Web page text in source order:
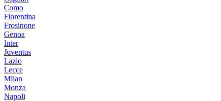
Como
Fiorentina
Frosinone
Genoa
Inter
Juventus
Lazio
Lecce
Milan
Monza
Napoli